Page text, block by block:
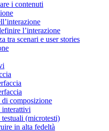
i contenuti
l’interazione
tra scenari e user stories
composizione
interattivi
(microtesti)
in alta fedeltà